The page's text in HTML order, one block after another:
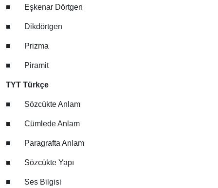
■ Eşkenar Dörtgen
■ Dikdörtgen
■ Prizma
■ Piramit
TYT Türkçe
■ Sözcükte Anlam
■ Cümlede Anlam
■ Paragrafta Anlam
■ Sözcükte Yapı
■ Ses Bilgisi